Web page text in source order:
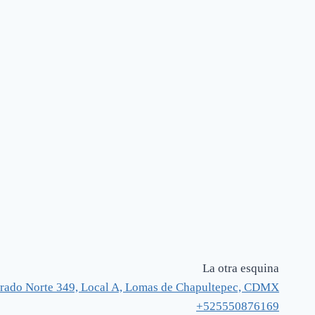
La otra esquina
Norte 349, Local A, Lomas de Chapultepec, CDMX
+525550876169